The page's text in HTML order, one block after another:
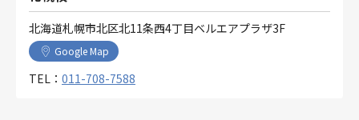
北海道札幌市北区北11条西4丁目ベルエアプラザ3F
Google Map
TEL： 011-708-7588